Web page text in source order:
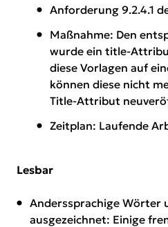
Anforderung 9.2.4.1
Maßnahme: Den
wurde ein title-
diese Vorlagen auf
können diese nicht
Title-Attribut
Zeitplan: Laufende
Lesbar
Anderssprachige Wörter
ausgezeichnet: Einige